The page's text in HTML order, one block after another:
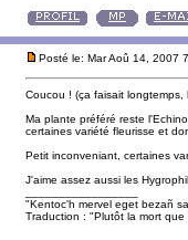
Posté le: Mar Aoû 14, 2007
Coucou ! (ça faisait
Ma plante préféré reste
certaines variété fleurisse et
Petit inconveniant, certaines
J'aime assez aussi les
"Kentoc'h mervel eget bezañ
Traduction : "Plutôt la mort que